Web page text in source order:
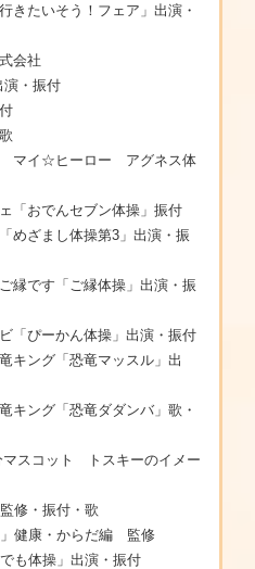
きたいそう！フェア」出演・
会社
演・振付
マイ☆ヒーロー アグネス体
「おでんセブン体操」振付
めざまし体操第3」出演・振
縁です「ご縁体操」出演・振
「ぴーかん体操」出演・振付
キング「恐竜マッスル」出
ング「恐竜ダダンバ」歌・
スコット トスキーのイメー
修・振付・歌
健康・からだ編 監修
も体操」出演・振付